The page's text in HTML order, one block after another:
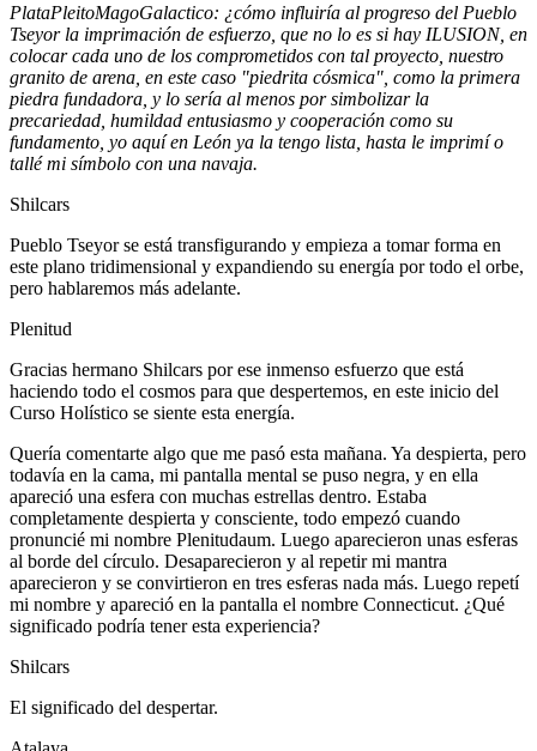
PlataPleitoMagoGalactico: ¿cómo influiría al progreso del Pueblo
Tseyor la imprimación de esfuerzo, que no lo es si hay ILUSION, en
colocar cada uno de los comprometidos con tal proyecto, nuestro
granito de arena, en este caso "piedrita cósmica", como la primera
piedra fundadora, y lo sería al menos por simbolizar la
precariedad, humildad entusiasmo y cooperación como su
fundamento, yo aquí en León ya la tengo lista, hasta le imprimí o
tallé mi símbolo con una navaja.
Shilcars
Pueblo Tseyor se está transfigurando y empieza a tomar forma en
este plano tridimensional y expandiendo su energía por todo el orbe,
pero hablaremos más adelante.
Plenitud
Gracias hermano Shilcars por ese inmenso esfuerzo que está
haciendo todo el cosmos para que despertemos, en este inicio del
Curso Holístico se siente esta energía.
Quería comentarte algo que me pasó esta mañana. Ya despierta, pero
todavía en la cama, mi pantalla mental se puso negra, y en ella
apareció una esfera con muchas estrellas dentro. Estaba
completamente despierta y consciente, todo empezó cuando
pronuncié mi nombre Plenitudaum. Luego aparecieron unas esferas
al borde del círculo. Desaparecieron y al repetir mi mantra
aparecieron y se convirtieron en tres esferas nada más. Luego repetí
mi nombre y apareció en la pantalla el nombre Connecticut. ¿Qué
significado podría tener esta experiencia?
Shilcars
El significado del despertar.